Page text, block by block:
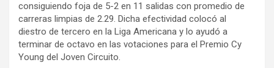
consiguiendo foja de 5-2 en 11 salidas con promedio de
carreras limpias de 2.29. Dicha efectividad colocó al
diestro de tercero en la Liga Americana y lo ayudó a
terminar de octavo en las votaciones para el Premio Cy
Young del Joven Circuito.